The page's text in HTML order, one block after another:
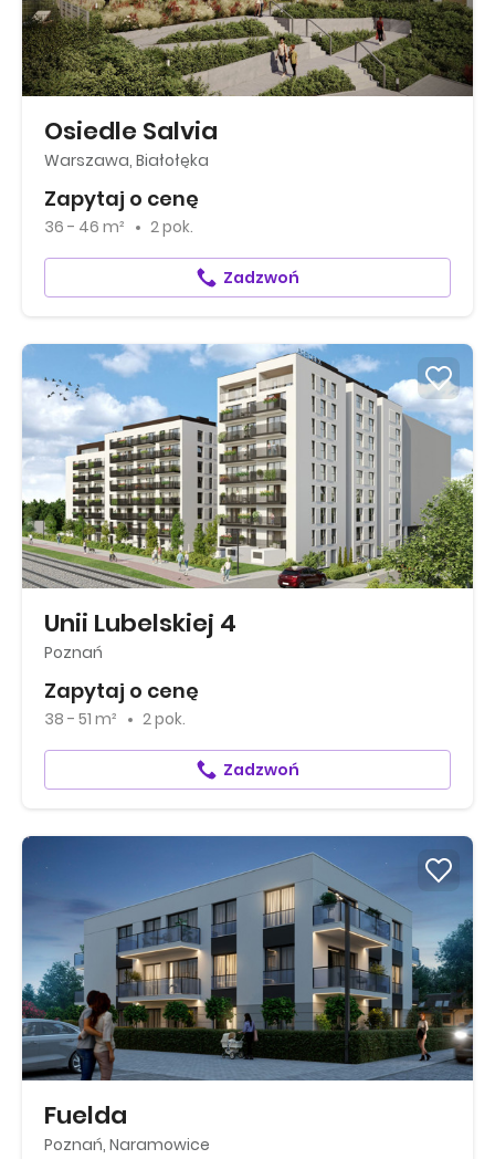
Osiedle Salvia
Warszawa, Białołęka
Zapytaj o cenę
36 - 46 m² 2 pok.
Zadzwoń
Unii Lubelskiej 4
Poznań
Zapytaj o cenę
38 - 51 m² 2 pok.
Zadzwoń
Fuelda
Poznań, Naramowice